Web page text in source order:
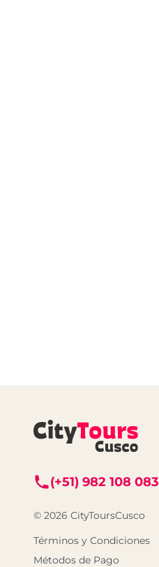
(+51) 982 108 083
© 2026 CityToursCusco
Términos y Condiciones
Métodos de Pago